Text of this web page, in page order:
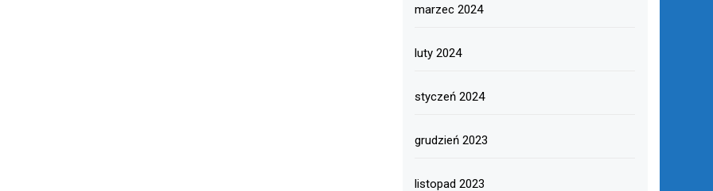
marzec 2024
luty 2024
styczeń 2024
grudzień 2023
listopad 2023